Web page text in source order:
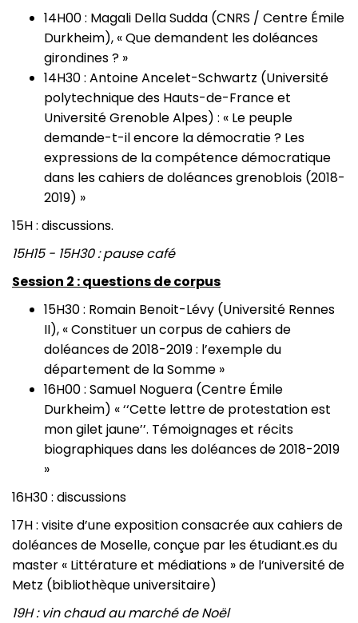
14H00 : Magali Della Sudda (CNRS / Centre Émile
Durkheim), « Que demandent les doléances
girondines ? »
14H30 : Antoine Ancelet-Schwartz (Université
polytechnique des Hauts-de-France et
Université Grenoble Alpes) : « Le peuple
demande-t-il encore la démocratie ? Les
expressions de la compétence démocratique
dans les cahiers de doléances grenoblois (2018-
2019) »
15H : discussions.
15H15 - 15H30 : pause café
Session 2 : questions de corpus
15H30 : Romain Benoit-Lévy (Université Rennes
II), « Constituer un corpus de cahiers de
doléances de 2018-2019 : l’exemple du
département de la Somme »
16H00 : Samuel Noguera (Centre Émile
Durkheim) « ‘‘Cette lettre de protestation est
mon gilet jaune’’. Témoignages et récits
biographiques dans les doléances de 2018-2019
»
16H30 : discussions
17H : visite d’une exposition consacrée aux cahiers de
doléances de Moselle, conçue par les étudiant.es du
master « Littérature et médiations » de l’université de
Metz (bibliothèque universitaire)
19H : vin chaud au marché de Noël